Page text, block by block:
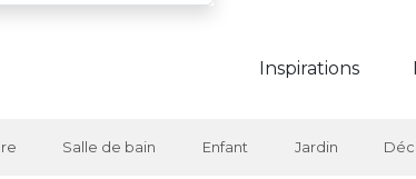
Inspirations
Salle de bain Enfant Jardin